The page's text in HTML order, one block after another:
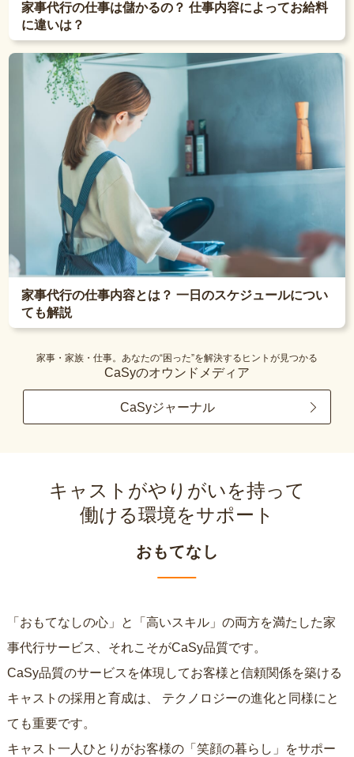
家事代行の仕事は儲かるの？ 仕事内容によってお給料
に違いは？
家事代行の仕事内容とは？ 一日のスケジュールについ
ても解説
家事・家族・仕事。あなたの“困った”を解決するヒントが見つかる
CaSyのオウンドメディア
CaSyジャーナル
キャストがやりがいを持って
働ける環境をサポート
おもてなし
「おもてなしの心」と「高いスキル」の両方を満たした家
事代行サービス、それこそがCaSy品質です。
CaSy品質のサービスを体現してお客様と信頼関係を築ける
キャストの採用と育成は、
ても重要です。
キャスト一人ひとりがお客様の「笑顔の暮らし」をサポー